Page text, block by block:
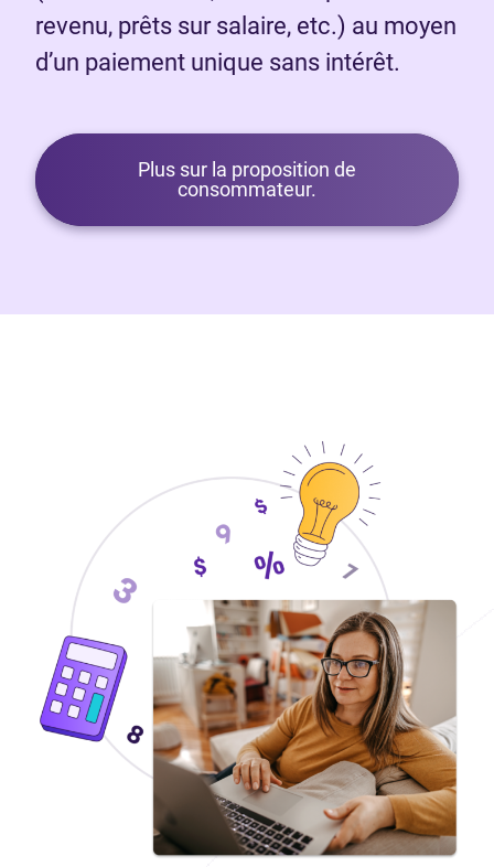
revenu, prêts sur salaire, etc.) au moyen
d’un paiement unique sans intérêt.
Plus sur la proposition de
consommateur.